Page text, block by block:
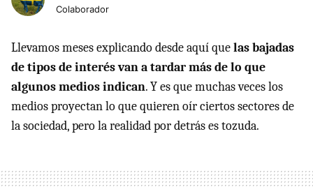
Colaborador
Llevamos meses explicando desde aquí quelas bajadas
de tipos de interés van a tardar más de lo que
algunos medios indican. Y es que muchas veces los
medios proyectan lo que quieren oír ciertos sectores de
la sociedad, pero la realidad por detrás es tozuda.